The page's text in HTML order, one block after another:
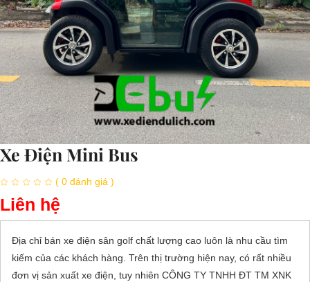
Xe Điện Mini Bus
( 0 đánh giá )
Liên hệ
Địa chỉ bán xe điện sân golf chất lượng cao luôn là nhu cầu tìm
kiếm của các khách hàng. Trên thị trường hiện nay, có rất nhiều
đơn vị sản xuất xe điện, tuy nhiên CÔNG TY TNHH ĐT TM XNK